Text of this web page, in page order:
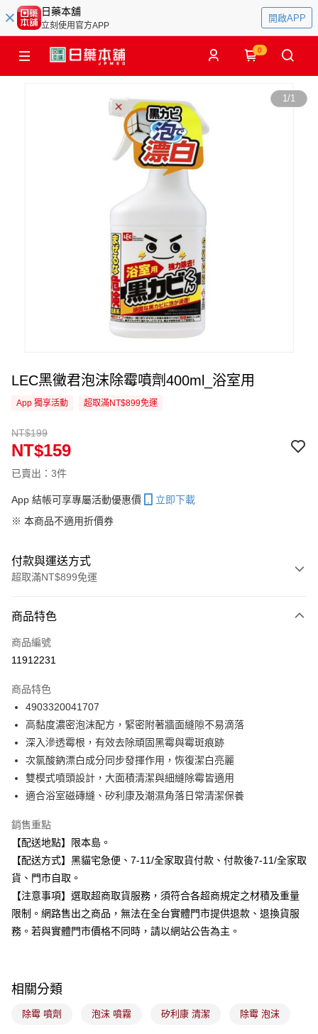
日藥本舖
立刻使用官方APP
開啟APP
0
1/1
LEC黑黴君泡沫除霉噴劑400ml_浴室用
App 獨享活動 超取滿NT$899免運
NT$199
NT$159
已賣出：3件
App 結帳可享專屬活動優惠價
立即下載
※ 本商品不適用折價券
付款與運送方式
超取滿NT$899免運
信用卡一次付款
信用卡分期付款
合作金庫商業銀行
華南商業銀行
上海商業儲蓄銀行
台北富邦商業銀行
國泰世華商業銀行
兆豐國際商業銀行
臺灣中小企業銀行
台中商業銀行
匯豐（台灣）商業銀行
華泰商業銀行
聯邦商業銀行
遠東國際商業銀行
元大商業銀行
永豐商業銀行
台新國際商業銀行
台灣樂天信用卡公司
LINE Pay
Apple Pay
街口支付
Google Pay
全盈+PAY
大哥付你分期
相關說明
【大哥付你分期使用說明】
1.本服務由台灣大哥大提供，台灣大哥大用戶可立即使用無須另外申請。
3.實際核准額度、可分期數及費用金額請依後續交易確認頁面所載為準。
4.訂單成立30分鐘內，如未前往確認交易或遇審核未通過，訂單將自動取
消。如遇「轉專審核」未通過狀況，表示未達大哥付你分期系統評分，恕無
法說明評估內容。
ATM付款
全家取貨付款
商品特色
商品編號
11912231
商品特色
4903320041707
高黏度濃密泡沫配方，緊密附著牆面縫隙不易滴落
深入滲透霉根，有效去除頑固黑霉與霉斑痕跡
次氯酸鈉漂白成分同步發揮作用，恢復潔白亮麗
雙模式噴頭設計，大面積清潔與細縫除霉皆適用
適合浴室磁磚縫、矽利康及潮濕角落日常清潔保養
銷售重點
【配送地點】限本島。
【配送方式】黑貓宅急便、7-11/全家取貨付款、付款後7-11/全家取
貨、門市自取。
【注意事項】選取超商取貨服務，須符合各超商規定之材積及重量
限制。網路售出之商品，無法在全台實體門市提供退款、退換貨服
務。若與實體門市價格不同時，請以網站公告為主。
相關分類
除霉 噴劑 泡沫 噴霧 矽利康 清潔 除霉 泡沫